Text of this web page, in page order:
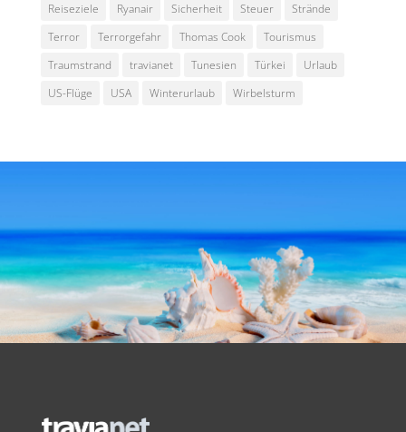
Reiseziele
Ryanair Sicherheit Steuer
Strände
Terror
Terrorgefahr Thomas Cook
Tourismus
Traumstrand
travianet Tunesien Türkei
Urlaub
US-Flüge
USA Winterurlaub Wirbelsturm